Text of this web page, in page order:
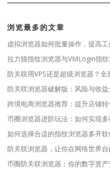
浏览最多的文章
虚拟浏览器如何批量操作，提高工
拉力猫指纹浏览器与VMLogin指
防关联用VPS还是超级浏览器？全
防关联浏览器破解版：风险与收
跨境电商浏览器推荐：提升店铺
币圈浏览器进阶玩法：如何实现
如何选择合适的指纹浏览器多开
防关联浏览器，让你在网络世界
币圈防关联浏览器：你的数字资